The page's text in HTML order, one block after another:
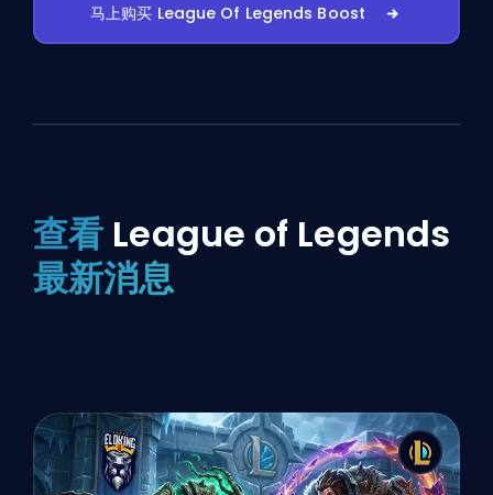
马上购买 League Of Legends Boost
查看 League of Legends
最新消息